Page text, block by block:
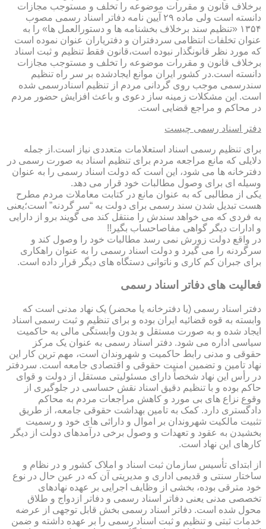
برخلاف قانون و مقررات موضوعه را تخلف و مستوجب مجازات
دانسته است ولی ماده ۲۹ آیین نامه دفاتر اسناد رسمی مصوب
۱۳۵۴ «تنظیم سند برخلاف بخشنامه ها و دستورالعمل ها» را به
عنوان تخلفات انتظامی سردفتران و دفتریاران عنوان نموده است
که مورد نظر قانونگذار نبوده است،قانون فقط تنظیم و ثبت اسناد
برخلاف قانون و مقررات موضوعه را تخلف و مستوجب مجازات
دانسته است.در کشور ایران موانع ایجادشده بر سر راه تنظیم
سندرسمی موجب روی گردانی مردم از تنظیم اسنادرسمی شده
است. این مشکلات زمینه ساز دعوی و باعث افزایش حضور مردم
در محاکم و مراجع قضایی است.
دفتر اسناد رسمی چیست
برای تنظیم رسمی اسناد استعلامات متعددی نیاز است.از جمله
دلایلی که مانع مراجعه مردم برای تنظیم اسناد به صورت رسمی در
دفترخانه ها می شود، این است که دولت اسناد رسمی را به عنوان
وسیله ای برای وصول مطالبات خود قرار می دهد.
یکی از مطالبی که به عنوان مانع در کتابت معاملات مردم مطرح
هست تبدیل شدن سند رسمی برای دولت به “سر گردنه” است؛یعنی
به فردی که می خواهد سندش را منتقل کند می گویند برو از دارایی
و ادارات دیگر گواهی مفاصاحساب بگیر!!
در واقع دولت زورش نمی رسد مطالبات خود را وصول کند و
سرگردنه را می گیرد و دولت اسناد رسمی را به عنوان راهکاری
برای جبران کم کاری و ناتوانی دستگاه های دیگر قرار داده است.
فعالیت های دفاتر اسناد رسمی
دفتر اسناد رسمی (یا دفترخانه یا محضر) یک نهاد مدنی است که
وابسته به قوه قضائیه ایران بوده و برای تنظیم و ثبت رسمی اسناد
ایجاد شده و به صورت مستقل و بدون وابستگی مالی به حاکمیت
سیاسی اداره می شود. دفتر اسناد رسمی به عنوان یک مرکز
حقوقی و مدنی رابط حاکمیت و شهروندان است، مهم ترین کار این
نهاد تامین و تضمین امنیت حقوقی و اقتصادی جامعه است. سردفتر
در رأس این نهاد شخصاً دارای مسئولیتی مستقل از دولت و قوای
حاکم بوده و با تنظیم دقیق اسناد نقش حساسی در جلوگیری از
وقوع نزاع های بی مورد و کاهش مراجعات مردم به محاکم
دادگستری دارد. کمک به تامین بهداشت حقوقی جامعه، از طریق
تثبیت مالکیت شهروندان بر اموال و دارائی های خود و رسمیت
بخشیدن به عقود و تعهدات و وصول برخی درآمدهای دولت از دیگر
کارهای این نهاد است.
از ابتدای تأسیس سازمان ثبت اسناد و املاک کشور و در نظام و
ساختار سنتی و قدیمی اداری و مدیریتی آن که در عین حال در نوع
خود مترقی بوده، بخشی از وظایف اجرایی بر عهده نهادهای
تخصصی مدنی یعنی دفاتر اسناد رسمی و دفاتر ازدواج و طلاق
محول شده است. دفاتر اسناد رسمی بخش قابل توجهی از عرضه
خدمات ثبتی و تنظیم و ثبت اسناد رسمی را بر عهده داشته و ضمن